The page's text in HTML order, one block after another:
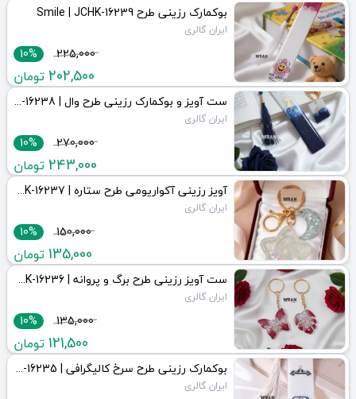
بوکمارک رزینی طرح Smile | JCHK-16239
ایران گالری
10% 225,000
202,500تومان
ست آویز و بوکمارک رزینی طرح وال | JCHK-16238
ایران گالری
10% 270,000
243,000تومان
آویز رزینی آکواریومی طرح ستاره | JCHK-16237
ایران گالری
10% 150,000
135,000 تومان
ست آویز رزینی طرح برگ و پروانه | JCHK-16236
ایران گالری
10% 135,000
121,500 تومان
بوکمارک رزینی طرح سرخ کالیگرافی | JCHK-16235
ایران گالری